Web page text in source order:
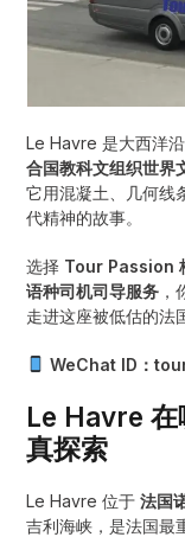
Le Havre 是大西洋
合国教科文组织世界
它用混凝土、几何线
代精神的故事。
选择 Tour Passion
语种司机司导服务
走进这座被低估的法
WeChat ID：
Le Havre 在
真探索
Le Havre 位于法国
吉利海峡，是法国最